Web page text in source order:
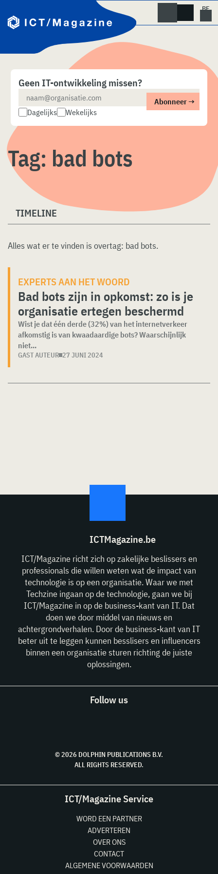
naar
content
Geen IT-ontwikkeling missen?
Dagelijks Wekelijks
Tag: bad bots
TIMELINE
Alles wat er te vinden is overtag: bad bots.
EXPERTS AAN HET WOORD
Bad bots zijn in opkomst: zo is je
organisatie ertegen beschermd
Wist je dat één derde (32%) van het internetverkeer
afkomstig is van kwaadaardige bots? Waarschijnlijk
niet...
GAST AUTEUR 27 JUNI 2024
ICTMagazine.be
ICT/Magazine richt zich op zakelijke beslissers en
professionals die willen weten wat de impact van
technologie is op een organisatie. Waar we met
Techzine ingaan op de technologie, gaan we bij
ICT/Magazine in op de business-kant van IT. Dat
doen we door middel van nieuws en
achtergrondverhalen. Door de business-kant van IT
beter uit te leggen kunnen besslisers en influencers
binnen een organisatie sturen richting de juiste
oplossingen.
Follow us
© 2026 DOLPHIN PUBLICATIONS B.V.
ALL RIGHTS RESERVED.
ICT/Magazine Service
WORD EEN PARTNER
ADVERTEREN
OVER ONS
CONTACT
ALGEMENE VOORWAARDEN